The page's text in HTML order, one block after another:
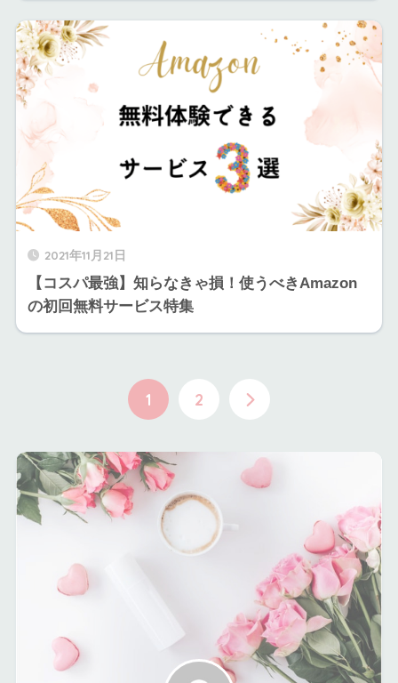
2021年11月21日
【コスパ最強】知らなきゃ損！使うべきAmazon
の初回無料サービス特集
1 2